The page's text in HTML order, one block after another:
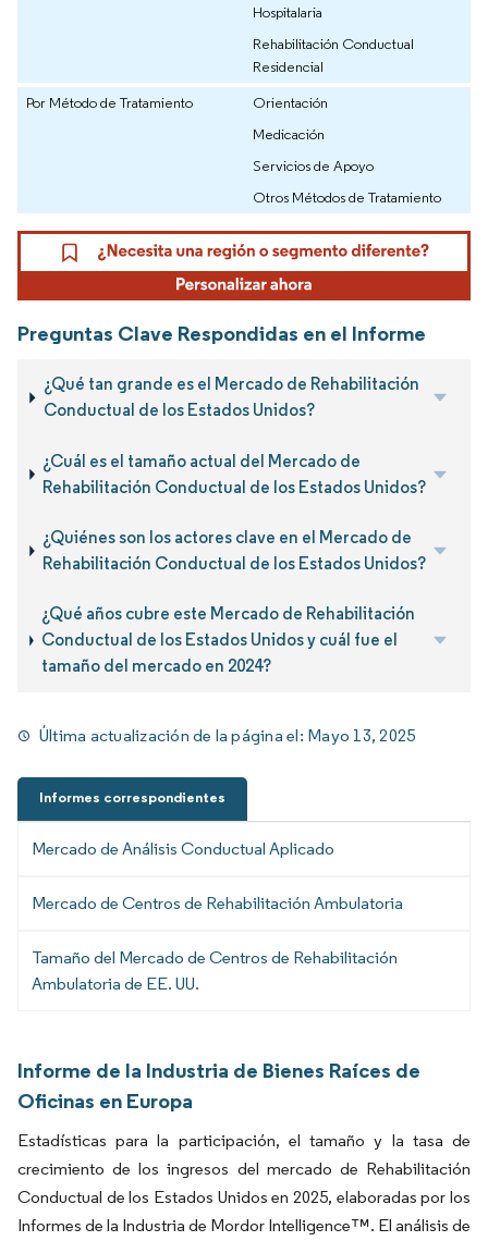
Hospitalaria
Rehabilitación Conductual
Residencial
Por Método de Tratamiento
Orientación
Medicación
Servicios de Apoyo
Otros Métodos de Tratamiento
Preguntas Clave Respondidas en el Informe
¿Qué tan grande es el Mercado de Rehabilitación
Conductual de los Estados Unidos?
¿Cuál es el tamaño actual del Mercado de
Rehabilitación Conductual de los Estados Unidos?
¿Quiénes son los actores clave en el Mercado de
Rehabilitación Conductual de los Estados Unidos?
¿Qué años cubre este Mercado de Rehabilitación
Conductual de los Estados Unidos y cuál fue el
tamaño del mercado en 2024?
Última actualización de la página el: Mayo 13, 2025
Informes correspondientes
Mercado de Análisis Conductual Aplicado
Mercado de Centros de Rehabilitación Ambulatoria
Tamaño del Mercado de Centros de Rehabilitación
Ambulatoria de EE. UU.
Informe de la Industria de Bienes Raíces de
Oficinas en Europa
Estadísticas para la participación, el tamaño y la tasa de
crecimiento de los ingresos del mercado de Rehabilitación
Conductual de los Estados Unidos en 2025, elaboradas por los
Informes de la Industria de Mordor Intelligence™. El análisis de